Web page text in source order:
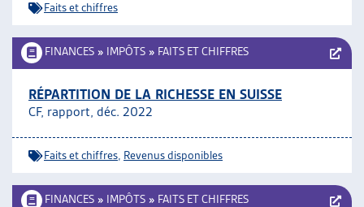
Faits et chiffres
FINANCES » IMPÔTS » FAITS ET CHIFFRES
RÉPARTITION DE LA RICHESSE EN SUISSE
CF, rapport, déc. 2022
Faits et chiffres Revenus disponibles
FINANCES » IMPÔTS » FAITS ET CHIFFRES